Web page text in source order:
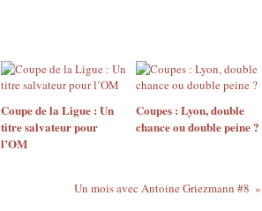
Coupe de la Ligue : Un
titre salvateur pour
l’OM
Coupes : Lyon, double
chance ou double peine ?
Un mois avec Antoine Griezmann #8